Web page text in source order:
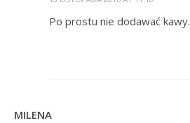
Po prostu nie dodawać kawy.
MILENA